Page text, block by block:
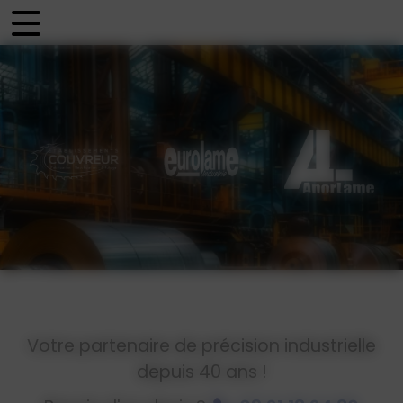
Panneau de gestion des cookies
Votre partenaire de précision industrielle
depuis 40 ans !